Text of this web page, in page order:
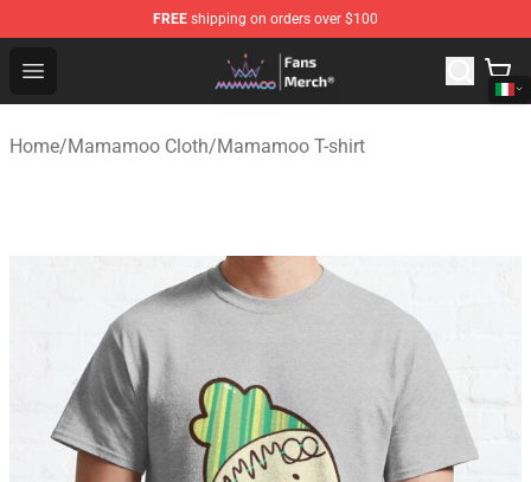
FREE shipping on orders over $100
Open menu
Mamamoo Store - Official Mamamoo Merchandise Shop
Home/Mamamoo Cloth/Mamamoo T-shirt